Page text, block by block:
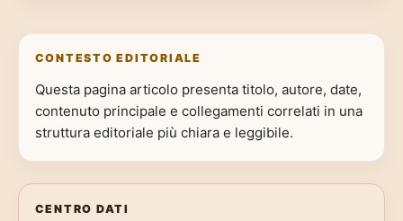
CONTESTO EDITORIALE
Questa pagina articolo presenta titolo, autore, date,
contenuto principale e collegamenti correlati in una
struttura editoriale più chiara e leggibile.
CENTRO DATI